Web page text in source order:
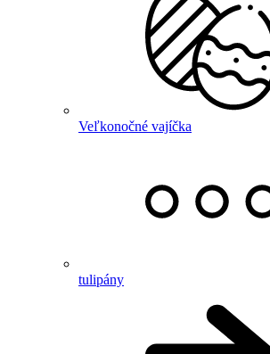
Veľkonočné vajíčka
tulipány